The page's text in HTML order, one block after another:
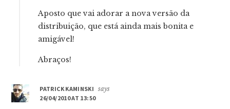
Aposto que vai adorar a nova versão da
distribuição, que está ainda mais bonita e
amigável!
Abraços!
PATRICK KAMINSKI
says
26/04/2010 AT 13:50